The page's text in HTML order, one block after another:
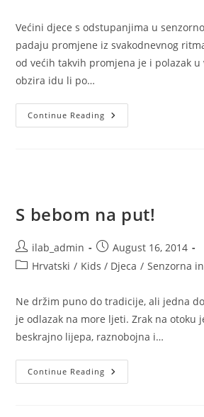
Većini djece s odstupanjima u
padaju promjene iz svakodnevnog
od većih takvih promjena je i polazak
obzira idu li po…
Continue Reading Kako
Pripremiti
Ili
Školu?
S bebom na put!
Post
author:
ilab_admin
Post
published:
August 16, 2014
PostHrvatski / Kids / Djeca / Senzorna
Ne držim puno do tradicije, ali jedna
je odlazak na more ljeti. Zrak na otoku
beskrajno lijepa, raznobojna i…
Continue Reading
Bebom